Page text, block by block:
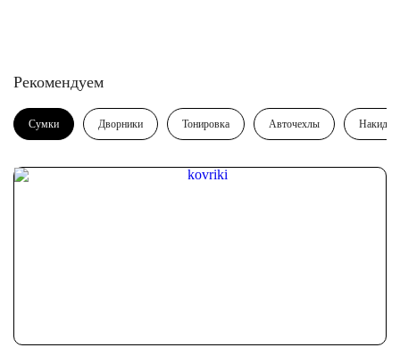
Рекомендуем
Сумки Дворники Тонировка Авточехлы Накидки